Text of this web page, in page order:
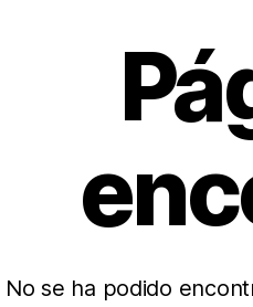
No se ha podido